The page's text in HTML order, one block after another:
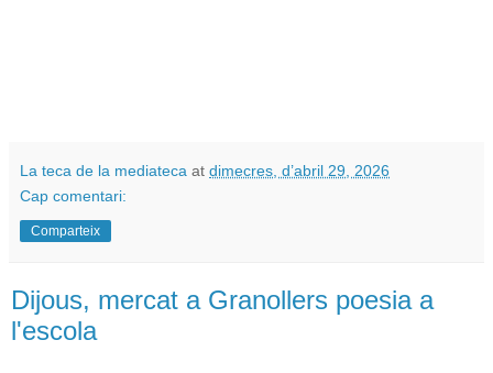
La teca de la mediateca at dimecres, d’abril 29, 2026
Cap comentari:
Comparteix
Dijous, mercat a Granollers poesia a
l'escola